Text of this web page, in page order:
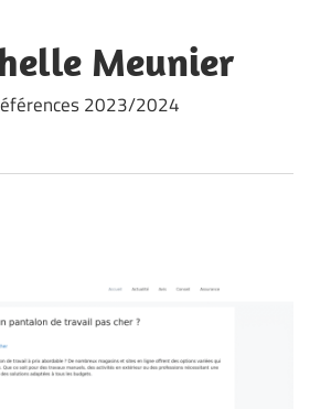
Meunier
2023/2024